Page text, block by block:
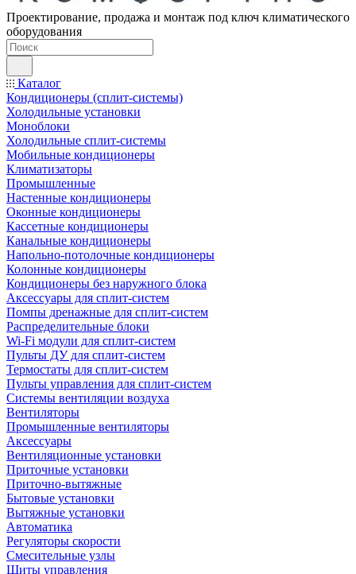
Проектирование, продажа и монтаж под ключ климатического
оборудования
Каталог
Кондиционеры (сплит-системы)
Холодильные установки
Моноблоки
Холодильные сплит-системы
Мобильные кондиционеры
Климатизаторы
Промышленные
Настенные кондиционеры
Оконные кондиционеры
Кассетные кондиционеры
Канальные кондиционеры
Напольно-потолочные кондиционеры
Колонные кондиционеры
Кондиционеры без наружного блока
Аксессуары для сплит-систем
Помпы дренажные для сплит-систем
Распределительные блоки
Wi-Fi модули для сплит-систем
Пульты ДУ для сплит-систем
Термостаты для сплит-систем
Пульты управления для сплит-систем
Системы вентиляции воздуха
Вентиляторы
Промышленные вентиляторы
Аксессуары
Вентиляционные установки
Приточные установки
Приточно-вытяжные
Бытовые установки
Вытяжные установки
Автоматика
Регуляторы скорости
Смесительные узлы
Щиты управления